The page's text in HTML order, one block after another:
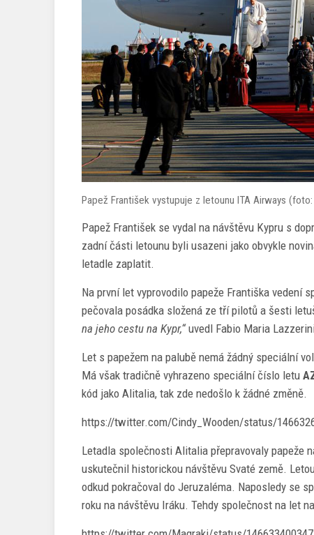
Papež František vystupuje z letounu ITA Airways
Papež František se vydal na návštěvu Kypru s
zadní části letounu byli usazeni jako obvykle
letadle zaplatit.
Na první let vyprovodilo papeže Františka vedení
pečovala posádka složená ze tří pilotů a šesti
na jeho cestu na Kypr,“uvedl Fabio Maria
Let s papežem na palubě nemá žádný speciální
Má však tradičně vyhrazeno speciální číslo letu
kód jako Alitalia, tak zde nedošlo k žádné změně.
https://twitter.com/Cindy_Wooden/status/
Letadla společnosti Alitalia přepravovaly papeže
uskutečnil historickou návštěvu Svaté země.
odkud pokračoval do Jeruzaléma. Naposledy se
roku na návštěvu Iráku. Tehdy společnost na let